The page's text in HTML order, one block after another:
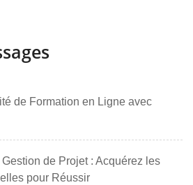
de Formation en Ligne avec
de Projet : Acquérez les
pour Réussir